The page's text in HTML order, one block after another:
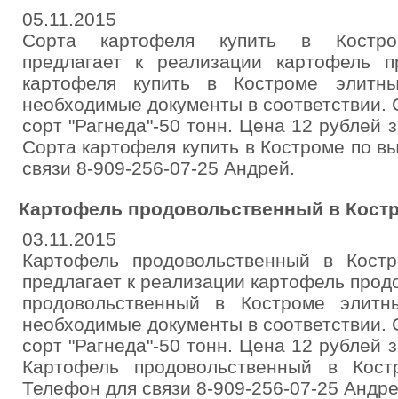
05.11.2015
Сорта картофеля купить в
предлагает к реализации картофель
картофеля купить в Костроме
необходимые документы в
сорт "Рагнеда"-50 тонн. Цена 12 рублей
Сорта картофеля купить в Костроме по
связи 8-909-256-07-25 Андрей.
Картофель продовольственный в
03.11.2015
Картофель продовольственный в
предлагает к реализации картофель
продовольственный в Костроме
необходимые документы в
сорт "Рагнеда"-50 тонн. Цена 12 рублей
Картофель продовольственный в
Телефон для связи 8-909-256-07-25